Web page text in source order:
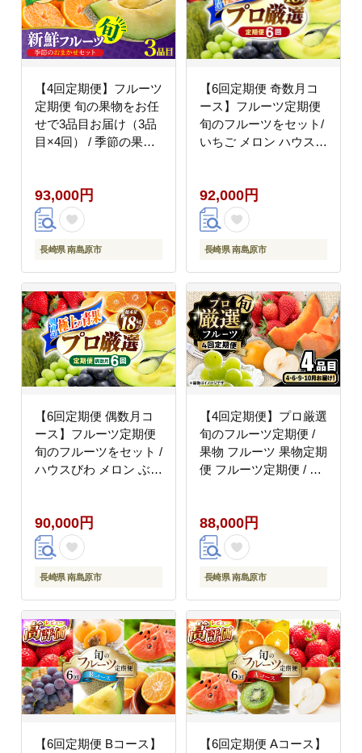
【4回定期便】フルーツ
定期便 旬の果物をお任
せで3品目お届け（3品
目×4回） / 季節の果物
/ 南島原市 / 吉岡青果
[SCZ020]
93,000円
長崎県 南島原市
【6回定期便 奇数月コ
ース】フルーツ定期便
旬のフルーツをセット/
いちご メロン ハウスみ
フルーツ 夏フルーツ 秋
フルーツ 冬フルーツ /
南島原市 / 贅沢宝庫
[SDZ021]
92,000円
長崎県 南島原市
【6回定期便 偶数月コ
ース】フルーツ定期便
旬のフルーツをセット /
ハウスびわ メロン ぶど
[SDZ022]
90,000円
長崎県 南島原市
【4回定期便】プロ厳選
旬のフルーツ定期便 /
果物 フルーツ 果物定期
便 フルーツ定期便 / 南
88,000円
長崎県 南島原市
【6回定期便 Bコース】
【6回定期便 Aコース】